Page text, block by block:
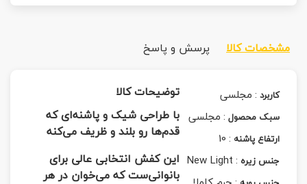
مشخصات کالا پرسش و پاسخ
کاربرد :مجلسی
سبک محصول :مجلسی
ارتفاع پاشنه :
10
جنس زیره :
New Light
توضیحات کالا
با طراحی شیک و پاشنه‌ای که
قدم‌ها رو بلند و ظریف می‌کنه
این کفش انتخابی عالی برای
بانوانی‌ست که می‌خوان در هر